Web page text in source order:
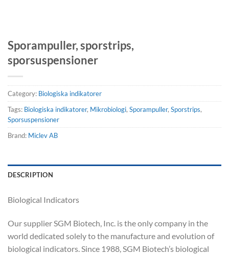
Sporampuller, sporstrips,
sporsuspensioner
Category: Biologiska indikatorer
Tags: Biologiska indikatorer, Mikrobiologi, Sporampuller, Sporstrips,
Sporsuspensioner
Brand: Miclev AB
DESCRIPTION
Biological Indicators
Our supplier SGM Biotech, Inc. is the only company in the
world dedicated solely to the manufacture and evolution of
biological indicators. Since 1988, SGM Biotech’s biological